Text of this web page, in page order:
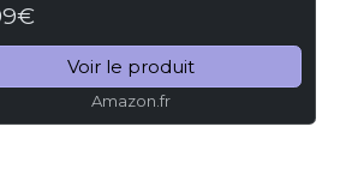
à Couver ou Bonbons
Muette]
Voir le produit
Amazon.fr